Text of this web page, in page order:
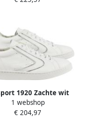
1920 Zachte wit
zilveren
toernooischoenen
1 webshop
€ 204,97